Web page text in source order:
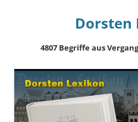
Dorsten
4807 Begriffe aus